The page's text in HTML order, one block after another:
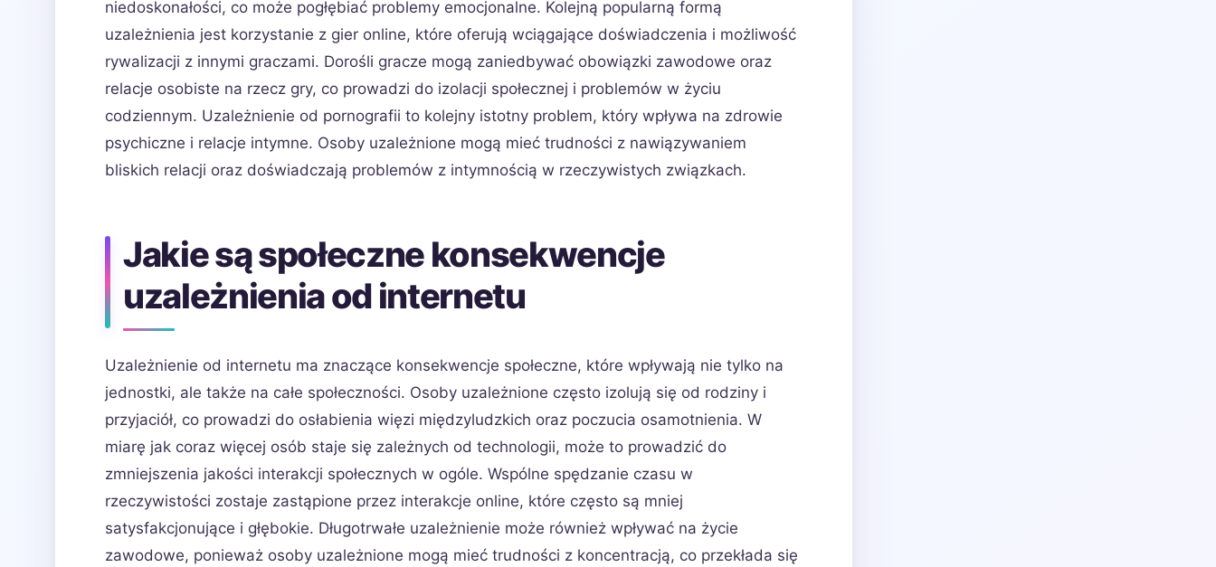
niedoskonałości, co może pogłębiać problemy emocjonalne. Kolejną popularną formą
uzależnienia jest korzystanie z gier online, które oferują wciągające doświadczenia i możliwość
rywalizacji z innymi graczami. Dorośli gracze mogą zaniedbywać obowiązki zawodowe oraz
relacje osobiste na rzecz gry, co prowadzi do izolacji społecznej i problemów w życiu
codziennym. Uzależnienie od pornografii to kolejny istotny problem, który wpływa na zdrowie
psychiczne i relacje intymne. Osoby uzależnione mogą mieć trudności z nawiązywaniem
bliskich relacji oraz doświadczają problemów z intymnością w rzeczywistych związkach.
Jakie są społeczne konsekwencje
uzależnienia od internetu
Uzależnienie od internetu ma znaczące konsekwencje społeczne, które wpływają nie tylko na
jednostki, ale także na całe społeczności. Osoby uzależnione często izolują się od rodziny i
przyjaciół, co prowadzi do osłabienia więzi międzyludzkich oraz poczucia osamotnienia. W
miarę jak coraz więcej osób staje się zależnych od technologii, może to prowadzić do
zmniejszenia jakości interakcji społecznych w ogóle. Wspólne spędzanie czasu w
rzeczywistości zostaje zastąpione przez interakcje online, które często są mniej
satysfakcjonujące i głębokie. Długotrwałe uzależnienie może również wpływać na życie
zawodowe, ponieważ osoby uzależnione mogą mieć trudności z koncentracją, co przekłada się